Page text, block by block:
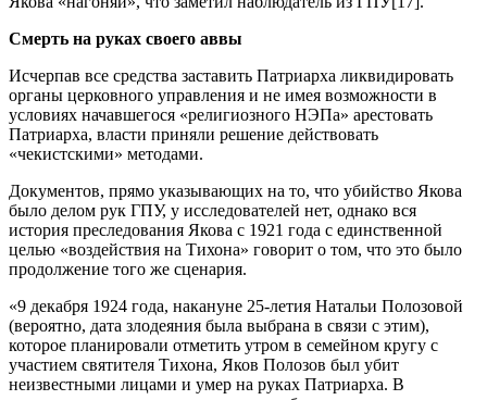
Смерть на руках своего аввы
Исчерпав все средства заставить Патриарха ликвидировать
органы церковного управления и не имея возможности в
условиях начавшегося «религиозного НЭПа» арестовать
Патриарха, власти приняли решение действовать
«чекистскими» методами.
Документов, прямо указывающих на то, что убийство Якова
было делом рук ГПУ, у исследователей нет, однако вся
история преследования Якова с 1921 года с единственной
целью «воздействия на Тихона» говорит о том, что это было
продолжение того же сценария.
«9 декабря 1924 года, накануне 25‑летия Натальи Полозовой
(вероятно, дата злодеяния была выбрана в связи с этим),
которое планировали отметить утром в семейном кругу с
участием святителя Тихона, Яков Полозов был убит
неизвестными лицами и умер на руках Патриарха. В